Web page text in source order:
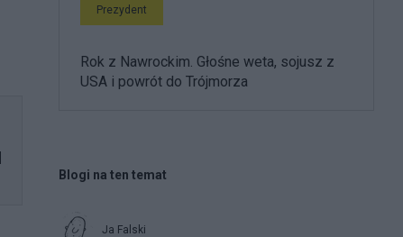
Prezydent
Rok z Nawrockim. Głośne weta, sojusz z
USA i powrót do Trójmorza
Blogi na ten temat
Ja Falski